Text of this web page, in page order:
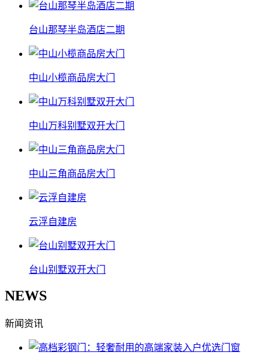
台山那琴半岛酒店二期
中山小榄商品房大门
中山万科别墅双开大门
中山三角商品房大门
云浮自建房
台山别墅双开大门
NEWS
新闻资讯